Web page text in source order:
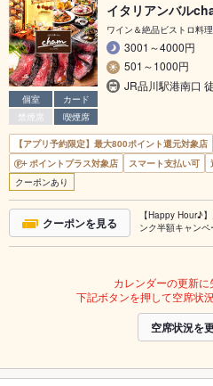
個室
カード
禁煙席
喫煙席
イタリアンバル
ワイン＆絶品ビストロ料
3001～4000円
501～1000円
JR品川駅港南口
【アプリ予約限定】最大800ポイント還元対象店
ポイントプラス対象店
スマート支払い可
クーポンあり
クーポンを見る
【Happy Hour♪
ンク半額キャン
カレンダーの更新に
下記ボタンを押して空席状
空席状況を